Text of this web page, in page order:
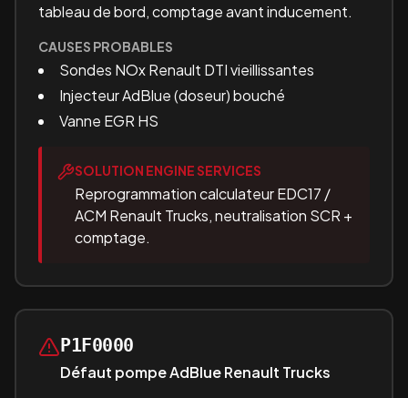
tableau de bord, comptage avant inducement.
CAUSES PROBABLES
Sondes NOx Renault DTI vieillissantes
Injecteur AdBlue (doseur) bouché
Vanne EGR HS
SOLUTION ENGINE SERVICES
Reprogrammation calculateur EDC17 /
ACM Renault Trucks, neutralisation SCR +
comptage.
P1F0000
Défaut pompe AdBlue Renault Trucks